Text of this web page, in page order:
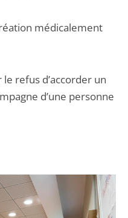
médicalement
refus d’accorder un
d’une personne